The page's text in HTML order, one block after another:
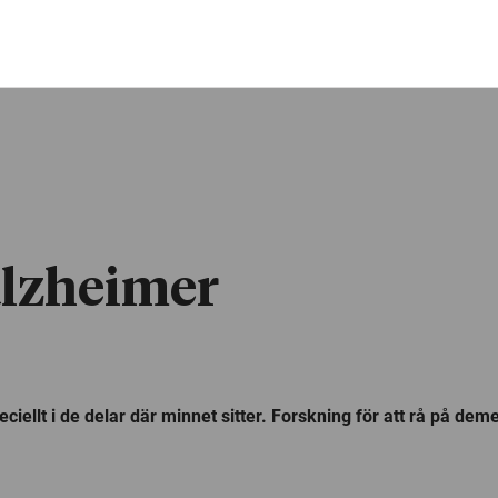
i de delar där minnet sitter. Forskning för att rå på